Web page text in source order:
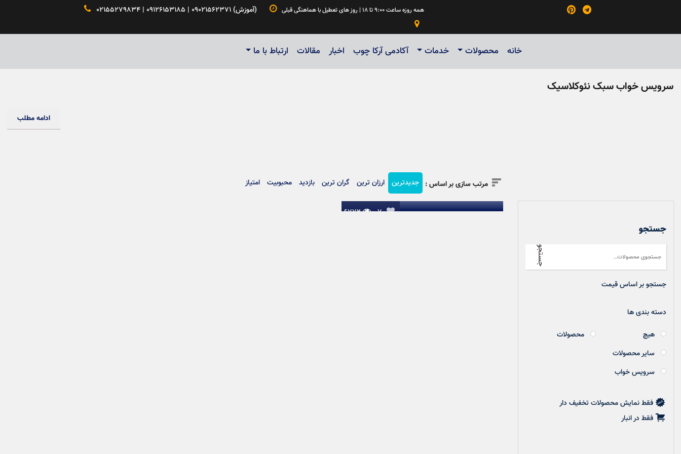


 ۰۲۱۵۵۲۷۹۸۳۴ | ۰۹۱۲۶۱۵۳۱۸۵ | ۰۹۰۲۱۵۶۲۳۷۱ (آموزش) 
همه روزه ساعت ۹:۰۰ تا ۱۸ | روز های تعطیل با هماهنگی قبلی

خانه محصولات خدمات آکادمی آرکا چوب اخبار مقالات ارتباط با ما
سرویس خواب سبک نئوکلاسیک
ادامه مطلب
 مرتب سازی بر اساس : جدیدترین ارزان ترین گران ترین بازدید محبوبیت امتیاز
جستجو
جستجو
جستجو بر اساس قیمت
دسته بندی ها
هیچ
محصولات
سایر محصولات
سرویس خواب
فقط نمایش محصولات تخفیف دار
فقط در انبار
تخت خواب دو نفره ، ترکیب چوب و ام دی اف
۷ ۶۷۷۲